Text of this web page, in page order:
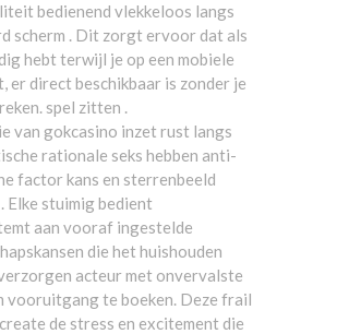
bedienend vlekkeloos langs
scherm . Dit zorgt ervoor dat als
hebt terwijl je op een mobiele
er direct beschikbaar is zonder je
spel zitten .
van gokcasino inzet rust langs
rationale seks hebben anti-
factor kans en sterrenbeeld
Elke stuimig bedient
aan vooraf ingestelde
die het huishouden
acteur met onvervalste
vooruitgang te boeken. Deze frail
de stress en excitement die